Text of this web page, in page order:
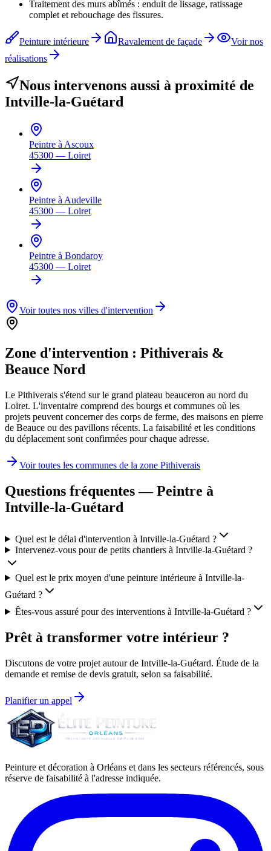
Traitement des murs abîmés : enduit de lissage, ratissage
complet et rebouchage des fissures.
Peinture intérieure Ravalement de façade
Voir nos
réalisations
Nous intervenons aussi à proximité de
Intville-la-Guétard
Peintre à Ascoux
45300 — Loiret
Peintre à Audeville
45300 — Loiret
Peintre à Bondaroy
45300 — Loiret
Voir toutes nos villes d'intervention
Zone d'intervention : Pithiverais &
Beauce Nord
Le Pithiverais s'étend sur le grand plateau beauceron au nord du
Loiret. L'inventaire comprend des bourgs et communes où les
projets peuvent concerner des corps de ferme, des maisons en pierre
de Beauce ou des pavillons récents. La faisabilité et les conditions
du déplacement sont confirmées pour chaque adresse.
Voir toutes les communes de la zone Pithiverais
Questions fréquentes — Peintre à
Intville-la-Guétard
Quel est le délai d'intervention à Intville-la-Guétard ?
Intervenez-vous pour de petits chantiers à Intville-la-Guétard ?
Quel est le prix moyen d'une peinture intérieure à Intville-la-
Guétard ?
Êtes-vous assuré pour des interventions à Intville-la-Guétard ?
Prêt à transformer votre intérieur ?
Discutons de votre projet autour de Intville-la-Guétard. Étude de la
demande et remise de devis gratuit, selon sa faisabilité.
Planifier un appel
Peinture et décoration à Orléans et dans les secteurs référencés, sous
réserve de faisabilité à l'adresse indiquée.